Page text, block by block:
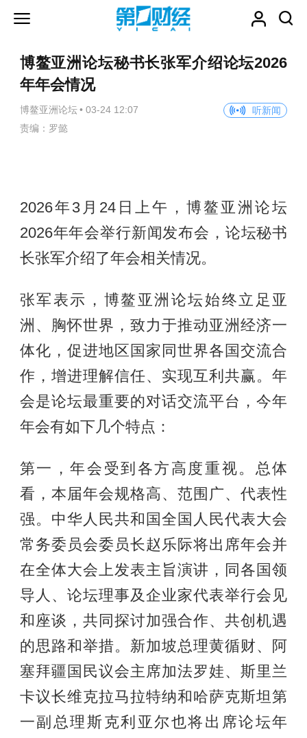
博鳌亚洲论坛秘书长张军介绍论坛2026
年年会情况
博鳌亚洲论坛 • 03-24 12:07
听新闻
责编：罗懿
2026年3月24日上午，博鳌亚洲论坛
2026年年会举行新闻发布会，论坛秘书
长张军介绍了年会相关情况。
张军表示，博鳌亚洲论坛始终立足亚
洲、胸怀世界，致力于推动亚洲经济一
体化，促进地区国家同世界各国交流合
作，增进理解信任、实现互利共赢。年
会是论坛最重要的对话交流平台，今年
年会有如下几个特点：
第一，年会受到各方高度重视。总体
看，本届年会规格高、范围广、代表性
强。中华人民共和国全国人民代表大会
常务委员会委员长赵乐际将出席年会并
在全体大会上发表主旨演讲，同各国领
导人、论坛理事及企业家代表举行会见
和座谈，共同探讨加强合作、共创机遇
的思路和举措。新加坡总理黄循财、阿
塞拜疆国民议会主席加法罗娃、斯里兰
卡议长维克拉马拉特纳和哈萨克斯坦第
一副总理斯克利亚尔也将出席论坛年